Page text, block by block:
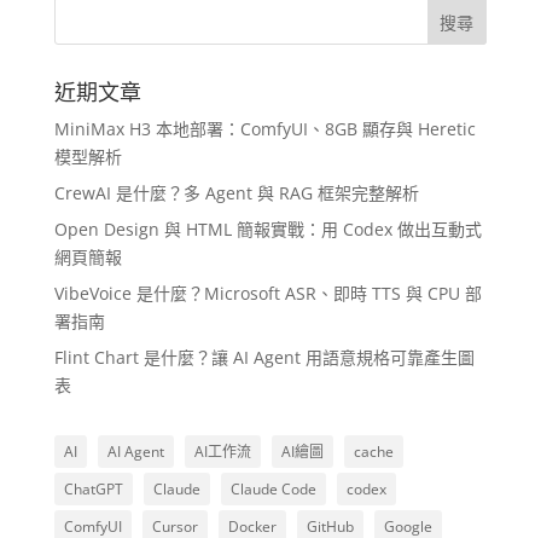
近期文章
MiniMax H3 本地部署：ComfyUI、8GB 顯存與 Heretic
模型解析
CrewAI 是什麼？多 Agent 與 RAG 框架完整解析
Open Design 與 HTML 簡報實戰：用 Codex 做出互動式
網頁簡報
VibeVoice 是什麼？Microsoft ASR、即時 TTS 與 CPU 部
署指南
Flint Chart 是什麼？讓 AI Agent 用語意規格可靠產生圖
表
AI AI Agent AI工作流 AI繪圖
cache
ChatGPT
Claude Claude Code
codex
ComfyUI
Cursor Docker GitHub
Google